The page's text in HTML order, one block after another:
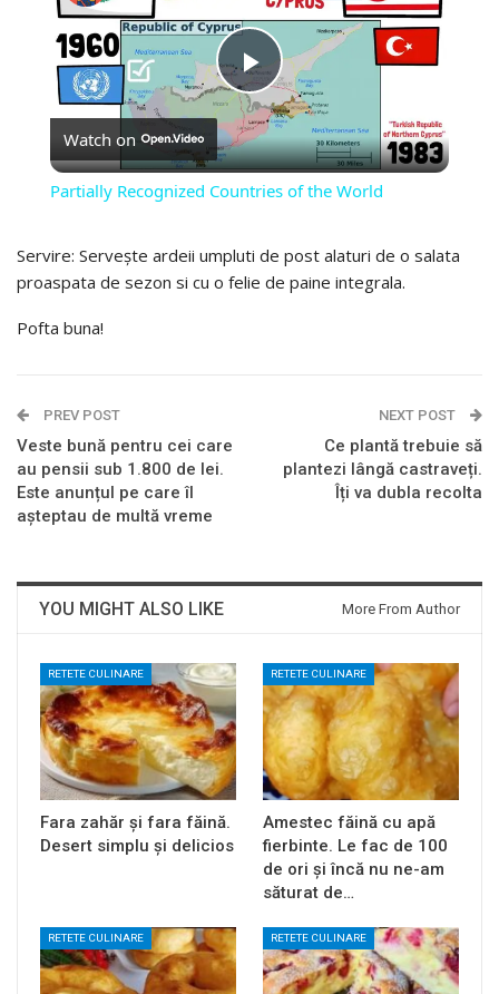
PLAY
VIDEO
Watch on
Partially Recognized Countries of the World
Servire: Servește ardeii umpluti de post alaturi de o salata
proaspata de sezon si cu o felie de paine integrala.
Pofta buna!
PREV POST
Veste bună pentru cei care
au pensii sub 1.800 de lei.
Este anunțul pe care îl
așteptau de multă vreme
NEXT POST
Ce plantă trebuie să
plantezi lângă castraveți.
Îți va dubla recolta
YOU MIGHT ALSO LIKE More From Author
RETETE CULINARE
Fara zahăr și fara făină.
Desert simplu și delicios
RETETE CULINARE
Amestec făină cu apă
fierbinte. Le fac de 100
de ori și încă nu ne-am
săturat de…
RETETE CULINARE RETETE CULINARE